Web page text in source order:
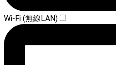
Wi-Fi (無線LAN)